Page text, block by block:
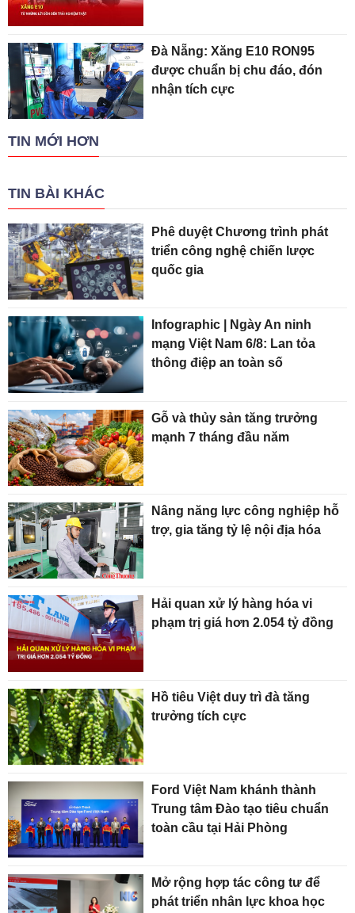
Đà Nẵng: Xăng E10 RON95
được chuẩn bị chu đáo, đón
nhận tích cực
TIN MỚI HƠN
TIN BÀI KHÁC
Phê duyệt Chương trình phát
triển công nghệ chiến lược
quốc gia
Infographic | Ngày An ninh
mạng Việt Nam 6/8: Lan tỏa
thông điệp an toàn số
Gỗ và thủy sản tăng trưởng
mạnh 7 tháng đầu năm
Nâng năng lực công nghiệp hỗ
trợ, gia tăng tỷ lệ nội địa hóa
Hải quan xử lý hàng hóa vi
phạm trị giá hơn 2.054 tỷ đồng
Hồ tiêu Việt duy trì đà tăng
trưởng tích cực
Ford Việt Nam khánh thành
Trung tâm Đào tạo tiêu chuẩn
toàn cầu tại Hải Phòng
Mở rộng hợp tác công tư để
phát triển nhân lực khoa học